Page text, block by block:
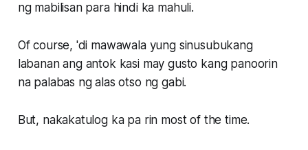
ng mabilisan para hindi ka mahuli.
Of course, 'di mawawala yung sinusubukang
labanan ang antok kasi may gusto kang panoorin
na palabas ng alas otso ng gabi.
But, nakakatulog ka pa rin most of the time.